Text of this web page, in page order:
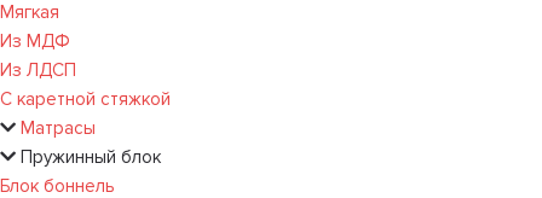
Мягкая
Из МДФ
Из ЛДСП
С каретной стяжкой
Матрасы
Пружинный блок
Блок боннель